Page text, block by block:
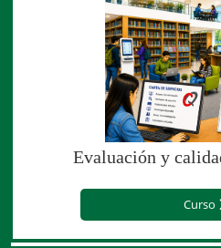
Evaluación y
Curso